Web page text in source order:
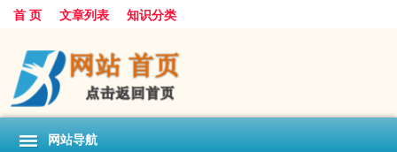
首 页 文章列表 知识分类
网站导航